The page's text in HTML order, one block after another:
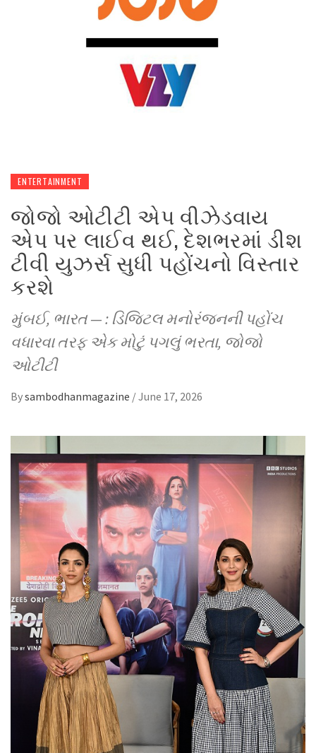
ENTERTAINMENT
જોજો ઓટીટી એપ વીઝેડવાય
એપ પર લાઈવ થઈ, દેશભરમાં ડીશ
ટીવી યુઝર્સ સુધી પહોંચનો વિસ્તાર
કરશે
મુંબઈ, ભારત — : ડિજિટલ મનોરંજનની પહોંચ
વધારવા તરફ એક મોટું પગલું ભરતા, જોજો
ઓટીટી
Bysambodhanmagazine /June 17, 2026